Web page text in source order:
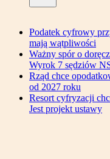
Podatek cyfrowy
mają wątpliwości
Ważny spór o
Wyrok 7 sędziów
Rząd chce
od 2027 roku
Resort cyfryzacji
Jest projekt ustawy